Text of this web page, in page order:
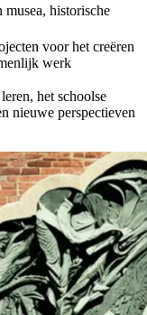
musea, historische
voor het creëren
werk
het schoolse
nieuwe perspectieven